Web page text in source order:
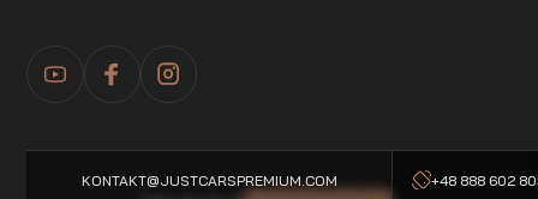
KONTAKT@JUSTCARSPREMIUM.COM +48 888 602